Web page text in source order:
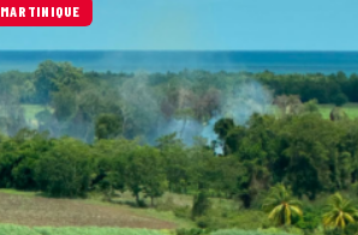
MARTINIQUE